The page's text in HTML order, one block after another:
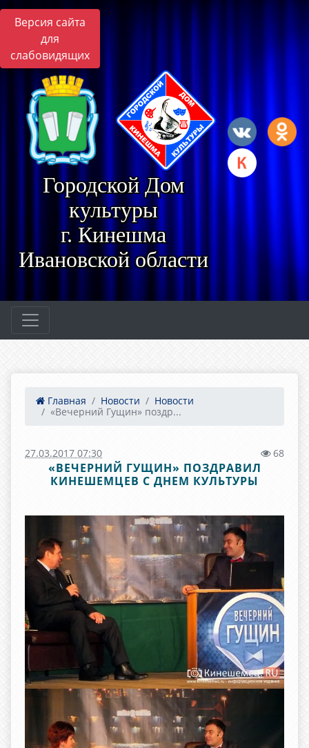
Версия сайта
для
слабовидящих
Городской Дом
культуры
г. Кинешма
Ивановской области
Главная Новости
Новости
«Вечерний Гущин» поздр...
27.03.2017 07:30 68
«ВЕЧЕРНИЙ ГУЩИН» ПОЗДРАВИЛ
КИНЕШЕМЦЕВ С ДНЕМ КУЛЬТУРЫ